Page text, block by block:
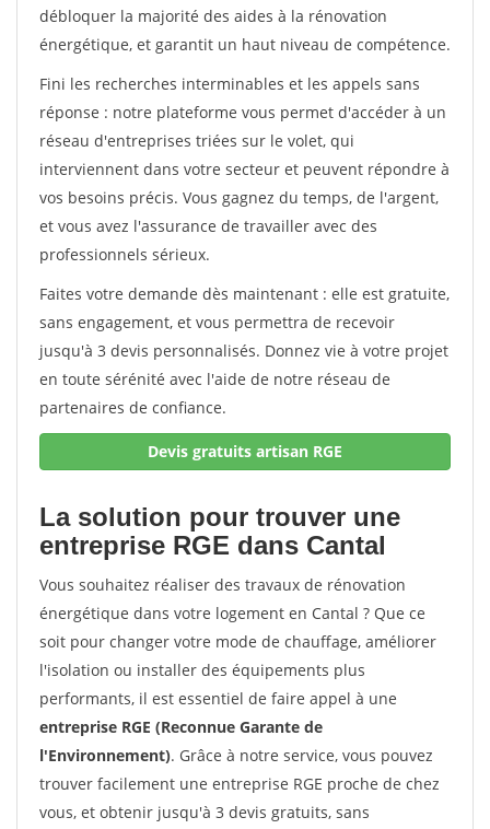
débloquer la majorité des aides à la rénovation
énergétique, et garantit un haut niveau de compétence.
Fini les recherches interminables et les appels sans
réponse : notre plateforme vous permet d'accéder à un
réseau d'entreprises triées sur le volet, qui
interviennent dans votre secteur et peuvent répondre à
vos besoins précis. Vous gagnez du temps, de l'argent,
et vous avez l'assurance de travailler avec des
professionnels sérieux.
Faites votre demande dès maintenant : elle est gratuite,
sans engagement, et vous permettra de recevoir
jusqu'à 3 devis personnalisés. Donnez vie à votre projet
en toute sérénité avec l'aide de notre réseau de
partenaires de confiance.
Devis gratuits artisan RGE
La solution pour trouver une
entreprise RGE dans Cantal
Vous souhaitez réaliser des travaux de rénovation
énergétique dans votre logement en Cantal ? Que ce
soit pour changer votre mode de chauffage, améliorer
l'isolation ou installer des équipements plus
performants, il est essentiel de faire appel à une
entreprise RGE (Reconnue Garante de
l'Environnement). Grâce à notre service, vous pouvez
trouver facilement une entreprise RGE proche de chez
vous, et obtenir jusqu'à 3 devis gratuits, sans